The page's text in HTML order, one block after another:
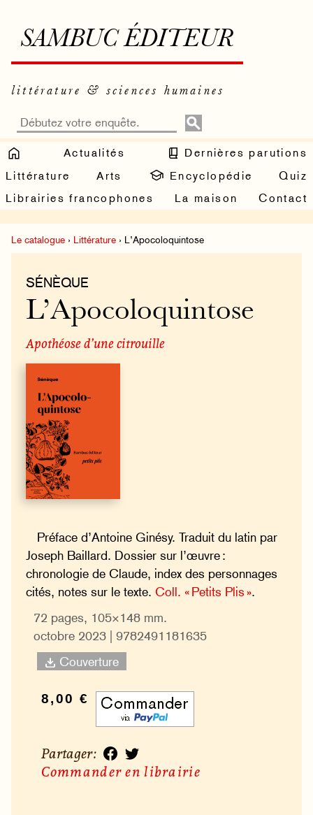
SAMBUC ÉDITEUR
littérature & sciences humaines
Actualités
Dernières parutions
Littérature
Arts Encyclopédie
Quiz
Librairies francophones
La maison Contact
Le catalogue › Littérature › L’Apocoloquintose
SÉNÈQUE
L’Apocoloquintose
Apothéose d’une citrouille
Préface d’Antoine Ginésy. Traduit du latin par
Joseph Baillard. Dossier sur l’œuvre :
chronologie de Claude, index des personnages
cités, notes sur le texte.Coll. « Petits Plis ».
72 pages, 105×148 mm.
octobre 2023 | 9782491181635
Couverture
8,00 €
Partager :
Commander en librairie